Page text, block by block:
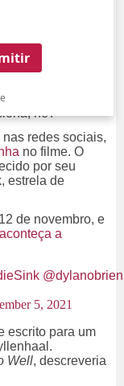
para
. Isso
a cantora
da
né?
redes sociais,
no filme. O
por seu
estrela de
de novembro, e
a
@dylanobrien
5, 2021
escrito para um
Well, descreveria